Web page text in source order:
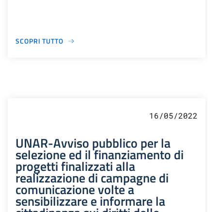
SCOPRI TUTTO
16/05/2022
UNAR-Avviso pubblico per la
selezione ed il finanziamento di
progetti finalizzati alla
realizzazione di campagne di
comunicazione volte a
sensibilizzare e informare la